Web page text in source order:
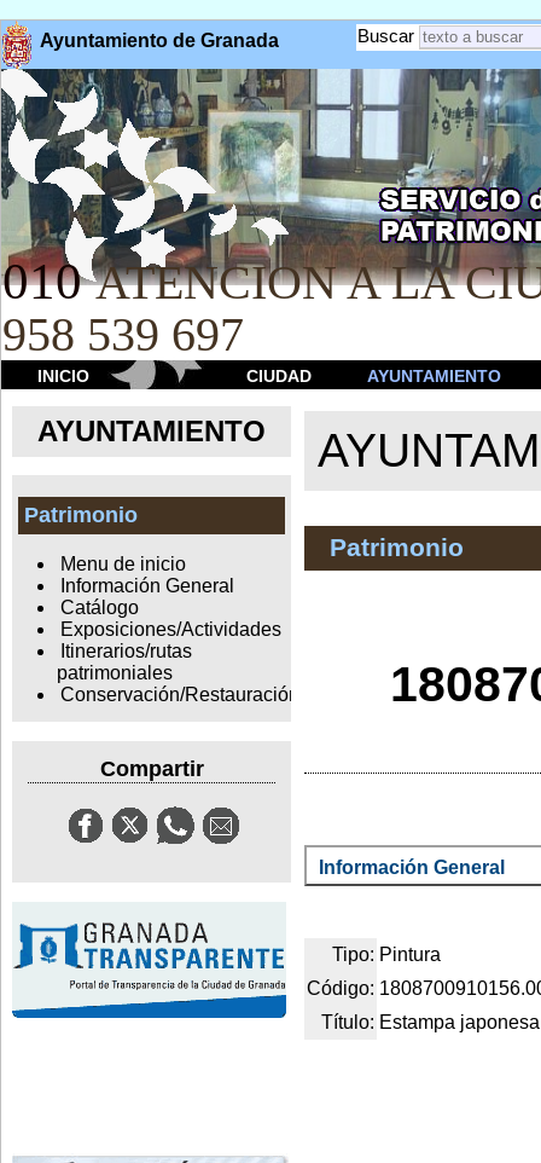
Ayuntamiento de Granada Buscar
010 ATENCION A LA
958 539 697
INICIO CIUDAD AYUNTAMIENTO
AYUNTAMIENTO
Patrimonio
Menu de inicio
Información General
Catálogo
Exposiciones/Actividades
Itinerarios/rutas
patrimoniales
Conservación/Restauración
Compartir
Patrimonio
Información General
Tipo: Pintura
Código:
Título: Estampa japonesa